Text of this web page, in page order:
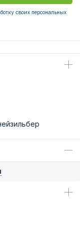
своих персональных